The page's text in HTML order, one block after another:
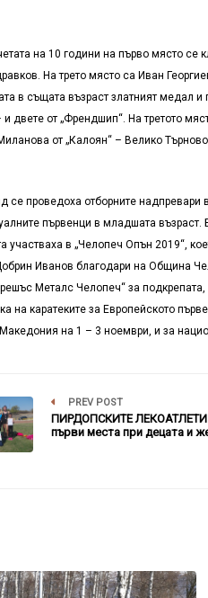
на 10 години на първо място се
На трето място са Иван
в същата възраст златният медал
двете от „Френдшип“. На третото
от „Калоян“ – Велико
се проведоха отборните надпревари
първенци в младшата възраст.
участваха в „Челопеч Опън 2019“,
Иванов благодари на Община
Металс Челопеч“ за подкрепата,
на каратеките за Европейското
на 1 – 3 ноември, и за
PREV POST
ПИРДОПСКИТЕ
първи места при децата и